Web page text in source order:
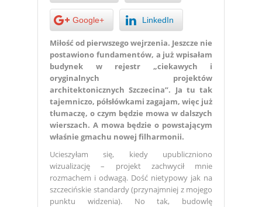
Google+ LinkedIn
Miłość od pierwszego wejrzenia. Jeszcze nie
postawiono fundamentów, a już wpisałam
budynek w rejestr „ciekawych i
oryginalnych projektów
architektonicznych Szczecina”. Ja tu tak
tajemniczo, półsłówkami zagajam, więc już
tłumaczę, o czym będzie mowa w dalszych
wierszach. A mowa będzie o powstającym
właśnie gmachu nowej filharmonii.
Ucieszyłam się, kiedy upubliczniono
wizualizację – projekt zachwycił mnie
rozmachem i odwagą. Dość nietypowy jak na
szczecińskie standardy (przynajmniej z mojego
punktu widzenia). No tak, budowlę